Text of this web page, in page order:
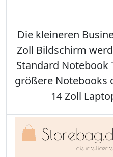
Die kleineren
Zoll Bildschirm
Standard Notebook
größere Notebooks
14 Zoll